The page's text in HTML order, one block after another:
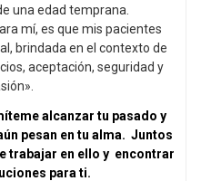
una edad temprana.
mí, es que mis pacientes
brindada en el contexto de
aceptación, seguridad y
alcanzar tu pasado y
pesan en tu alma. Juntos
trabajar en ello y encontrar
para ti.